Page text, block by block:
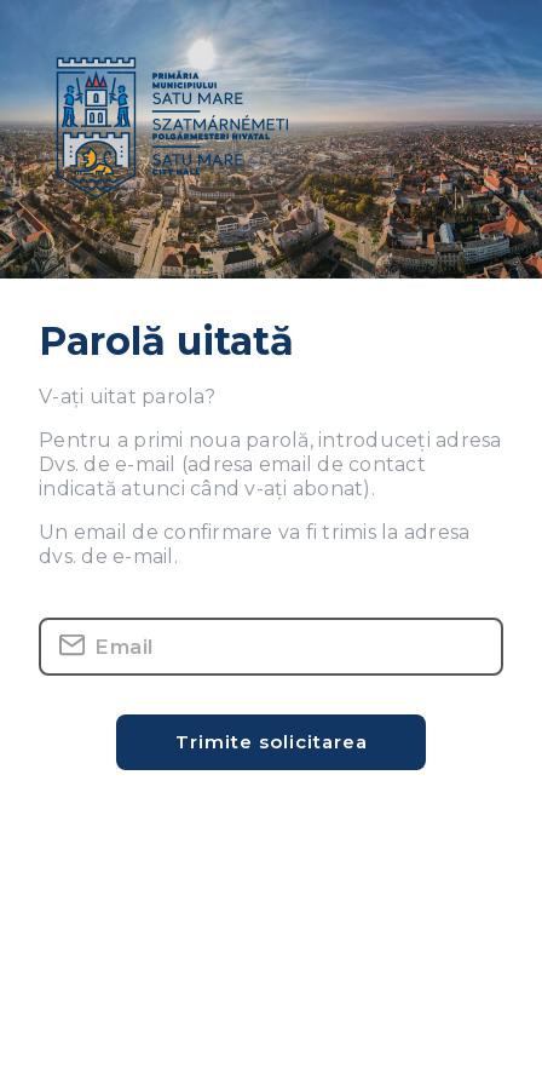
general.language
Parolă uitată
V-ați uitat parola?
Pentru a primi noua parolă, introduceți adresa
Dvs. de e-mail (adresa email de contact
indicată atunci când v-ați abonat).
Un email de confirmare va fi trimis la adresa
dvs. de e-mail.
Trimite solicitarea